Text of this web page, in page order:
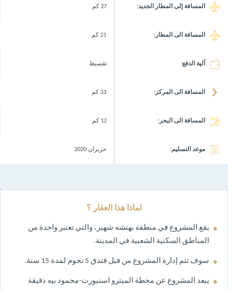
المسافة إلى المطار الجديد: 27 كم
المسافة الى المطار: 21 كم
آلية الدفع: تقسيط
المسافة الى المركز: 33 كم
المسافة الى البحر: 12 كم
موعد التسليم: حزيران 2020
لماذا هذا العقار ؟
يقع المشروع في منطقة بهتشه شهير، والتي تعتبر واحدة من
المناطق السكنية الشعبية في المدينة.
سوف تتم إدارة المشروع من قبل فتدق 5 نجوم لمدة 15 سنة.
يبعد المشروع عن محطة الميترو اسنيورت-محمود بيه دقيقة